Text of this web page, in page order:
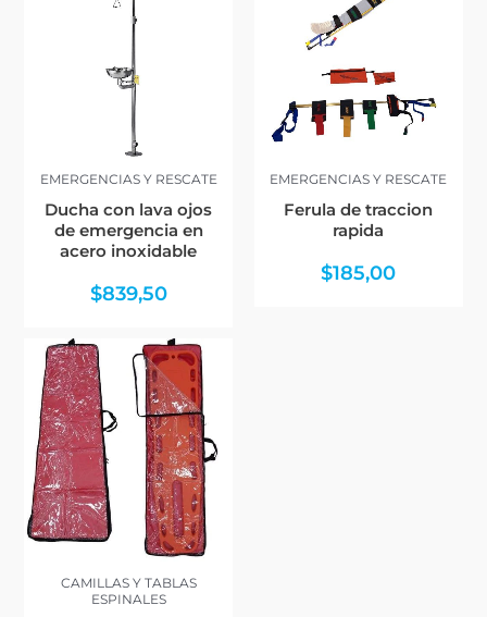
EMERGENCIAS Y RESCATE
Ducha con lava ojos
de emergencia en
acero inoxidable
$839,50
EMERGENCIAS Y RESCATE
Ferula de traccion
rapida
$185,00
CAMILLAS Y TABLAS
ESPINALES